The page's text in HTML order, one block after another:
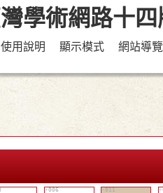
使用說明 顯示模式 網站導覽